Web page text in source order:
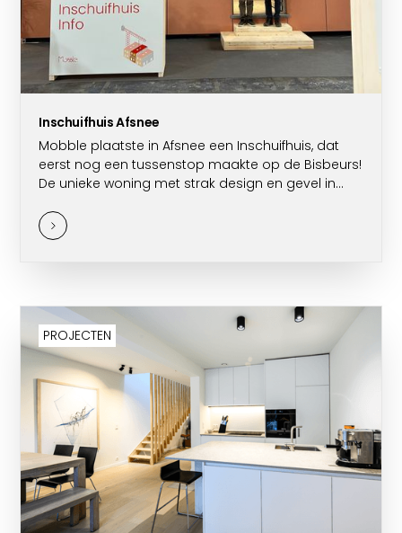
Inschuifhuis Afsnee
Mobble plaatste in Afsnee een Inschuifhuis, dat
eerst nog een tussenstop maakte op de Bisbeurs!
De unieke woning met strak design en gevel in
PROJECTEN